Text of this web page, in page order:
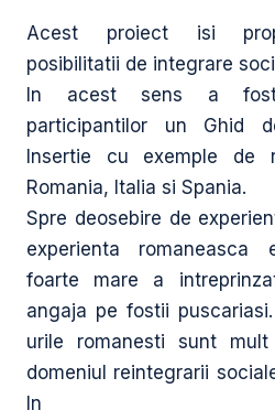
Acest proiect isi
posibilitatii de integrare
In acest sens a fost
participantilor un Ghid
Insertie cu exemple de
Romania, Italia si Spania.
Spre deosebire de
experienta romaneasca
foarte mare a
angaja pe fostii
urile romanesti sunt
domeniul reintegrarii
In